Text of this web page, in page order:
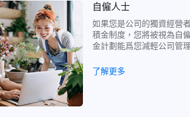
自僱人士
如果您是公司的獨資經營
積金制度，您將被視為自
金計劃能爲您減輕公司管
了解更多